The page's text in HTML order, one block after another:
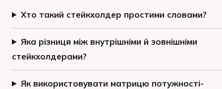
Хто такий стейкхолдер простими словами?
Яка різниця між внутрішніми й зовнішніми
стейкхолдерами?
Як використовувати матрицю потужності-